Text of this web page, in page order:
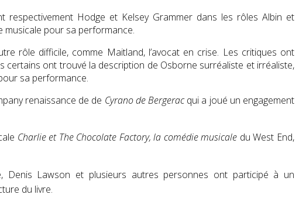
Hodge et Kelsey Grammer dans les rôles Albin et
musicale pour sa performance.
rôle difficile, comme Maitland, l’avocat en crise. Les critiques ont
certains ont trouvé la description de Osborne surréaliste et irréaliste,
sa performance.
renaissance de de Cyrano de Bergeracqui a joué un engagement
Charlie et The Chocolate Factory, la comédie musicale du West End,
Denis Lawson et plusieurs autres personnes ont participé à un
du livre.